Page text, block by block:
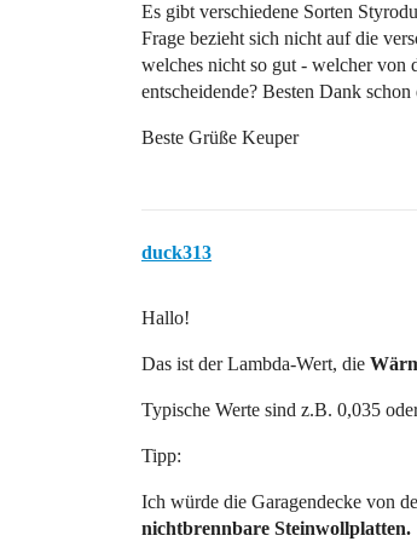
Es gibt verschiedene Sorten
Frage bezieht sich nicht auf die
welches nicht so gut - welcher von
entscheidende? Besten Dank
Beste Grüße Keuper
duck313
Hallo!
Das ist der Lambda-Wert, die
Typische Werte sind z.B. 0,035
Tipp:
Ich würde die Garagendecke von
nichtbrennbare Steinwollplatten.